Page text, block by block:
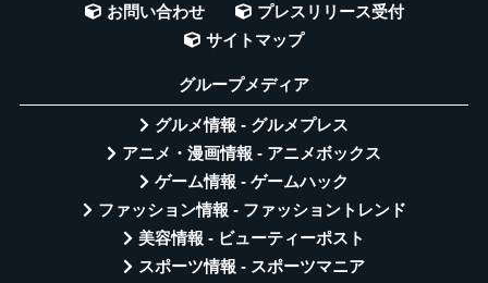
お問い合わせ
プレスリリース受付
サイトマップ
グループメディア
グルメ情報 - グルメプレス
アニメ・漫画情報 - アニメボックス
ゲーム情報 - ゲームハック
ファッション情報 - ファッショントレンド
美容情報 - ビューティーポスト
スポーツ情報 - スポーツマニア